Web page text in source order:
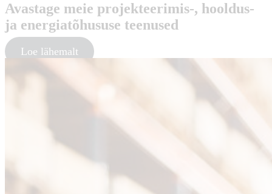
Avastage meie projekteerimis-, hooldus-
ja energiatõhususe teenused
Loe lähemalt